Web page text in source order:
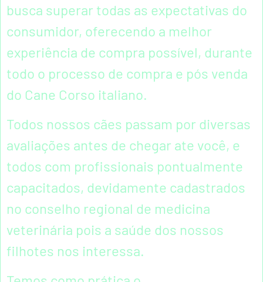
busca superar todas as expectativas do
consumidor, oferecendo a melhor
experiência de compra possível, durante
todo o processo de compra e pós venda
do Cane Corso italiano.
Todos nossos cães passam por diversas
avaliações antes de chegar ate você, e
todos com profissionais pontualmente
capacitados, devidamente cadastrados
no conselho regional de medicina
veterinária pois a saúde dos nossos
filhotes nos interessa.